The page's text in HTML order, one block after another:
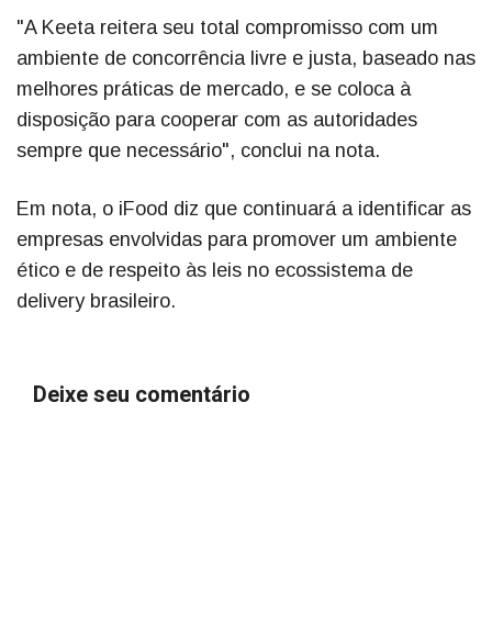
"A Keeta reitera seu total compromisso com um
ambiente de concorrência livre e justa, baseado nas
melhores práticas de mercado, e se coloca à
disposição para cooperar com as autoridades
sempre que necessário", conclui na nota.
Em nota, o iFood diz que continuará a identificar as
empresas envolvidas para promover um ambiente
ético e de respeito às leis no ecossistema de
delivery brasileiro.
Deixe seu comentário